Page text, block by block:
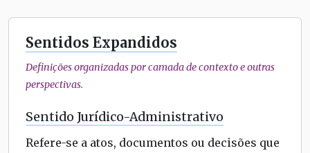
Sentidos Expandidos
Definições organizadas por camada de contexto e outras
perspectivas.
Sentido Jurídico-Administrativo
Refere-se a atos, documentos ou decisões que